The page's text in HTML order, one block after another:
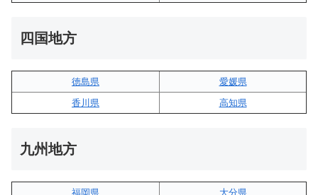
四国地方
徳島県
愛媛県
香川県
高知県
九州地方
福岡県 大分県